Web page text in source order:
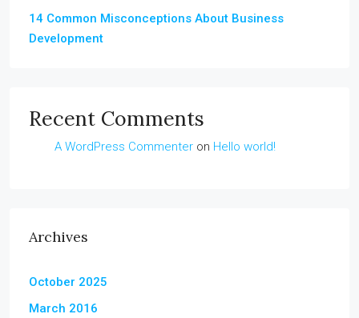
14 Common Misconceptions About Business
Development
Recent Comments
A WordPress Commenter on Hello world!
Archives
October 2025
March 2016